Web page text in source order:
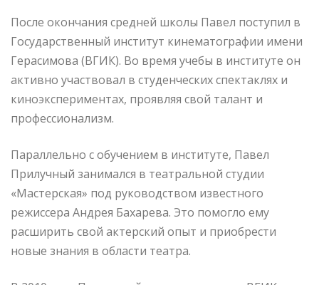
После окончания средней школы Павел поступил в
Государственный институт кинематографии имени
Герасимова (ВГИК). Во время учебы в институте он
активно участвовал в студенческих спектаклях и
киноэкспериментах, проявляя свой талант и
профессионализм.
Параллельно с обучением в институте, Павел
Прилучный занимался в театральной студии
«Мастерская» под руководством известного
режиссера Андрея Бахарева. Это помогло ему
расширить свой актерский опыт и приобрести
новые знания в области театра.